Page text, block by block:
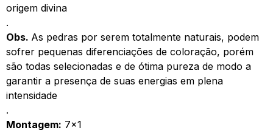
origem divina
.
Obs. As pedras por serem totalmente naturais, podem
sofrer pequenas diferenciações de coloração, porém
são todas selecionadas e de ótima pureza de modo a
garantir a presença de suas energias em plena
intensidade
.
Montagem: 7×1